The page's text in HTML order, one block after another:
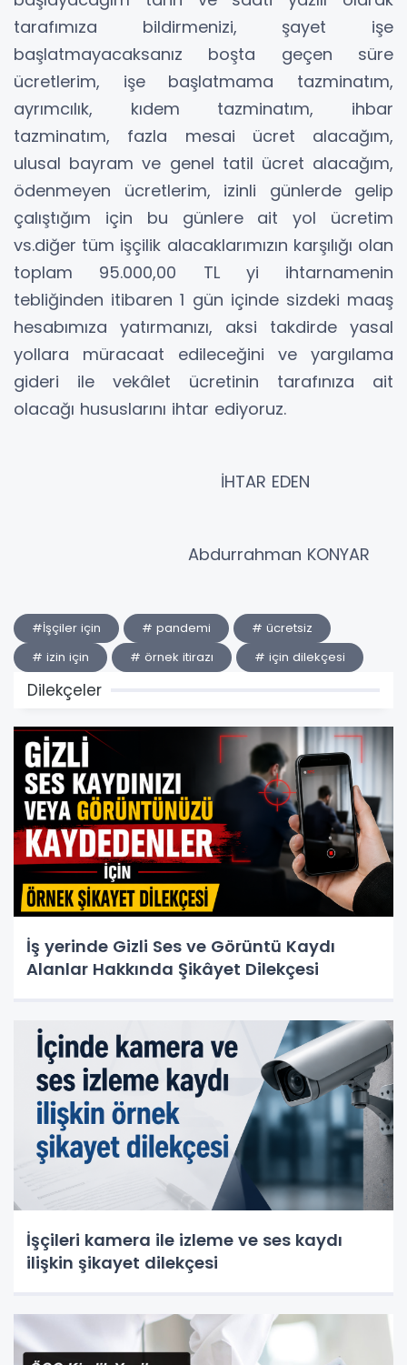
tarafımıza bildirmenizi, şayet işe
başlatmayacaksanız boşta geçen süre
ücretlerim, işe başlatmama tazminatım,
ayrımcılık, kıdem tazminatım, ihbar
tazminatım, fazla mesai ücret alacağım,
ulusal bayram ve genel tatil ücret alacağım,
ödenmeyen ücretlerim, izinli günlerde gelip
çalıştığım için bu günlere ait yol ücretim
vs.diğer tüm işçilik alacaklarımızın karşılığı olan
toplam 95.000,00 TL yi ihtarnamenin
tebliğinden itibaren 1 gün içinde sizdeki maaş
hesabımıza yatırmanızı, aksi takdirde yasal
yollara müracaat edileceğini ve yargılama
gideri ile vekâlet ücretinin tarafınıza ait
olacağı hususlarını ihtar ediyoruz.
İHTAR EDEN
Abdurrahman KONYAR
#İşçiler için # pandemi
# ücretsiz
# izin için
# örnek itirazı # için dilekçesi
Dilekçeler
İş yerinde Gizli Ses ve Görüntü Kaydı
Alanlar Hakkında Şikâyet Dilekçesi
İşçileri kamera ile izleme ve ses kaydı
ilişkin şikayet dilekçesi